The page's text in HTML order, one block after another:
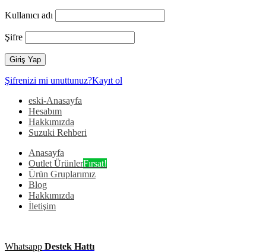
Kullanıcı adı
Şifre
Şifrenizi mi unuttunuz?Kayıt ol
eski-Anasayfa
Hesabım
Hakkımızda
Suzuki Rehberi
Anasayfa
Outlet ÜrünlerFırsat!
Ürün Gruplarımız
Blog
Hakkımızda
İletişim
Whatsapp Destek Hattı